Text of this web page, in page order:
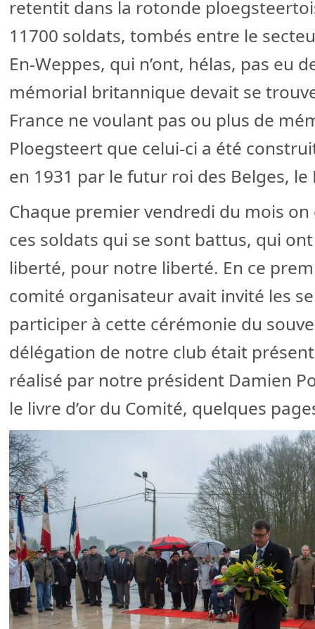
retentit dans la rotonde
11700 soldats, tombés entre le
En-Weppes, qui n’ont, hélas, pas eu
mémorial britannique devait se
France ne voulant pas ou plus de
Ploegsteert que celui-ci a été
en 1931 par le futur roi des Belges,
Chaque premier vendredi du mois
ces soldats qui se sont battus, qui
liberté, pour notre liberté. En ce
comité organisateur avait invité les
participer à cette cérémonie du
délégation de notre club était
réalisé par notre président Damien
le livre d’or du Comité, quelques